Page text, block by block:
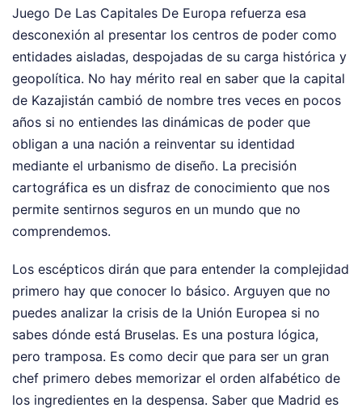
Juego De Las Capitales De Europa refuerza esa
desconexión al presentar los centros de poder como
entidades aisladas, despojadas de su carga histórica y
geopolítica. No hay mérito real en saber que la capital
de Kazajistán cambió de nombre tres veces en pocos
años si no entiendes las dinámicas de poder que
obligan a una nación a reinventar su identidad
mediante el urbanismo de diseño. La precisión
cartográfica es un disfraz de conocimiento que nos
permite sentirnos seguros en un mundo que no
comprendemos.
Los escépticos dirán que para entender la complejidad
primero hay que conocer lo básico. Arguyen que no
puedes analizar la crisis de la Unión Europea si no
sabes dónde está Bruselas. Es una postura lógica,
pero tramposa. Es como decir que para ser un gran
chef primero debes memorizar el orden alfabético de
los ingredientes en la despensa. Saber que Madrid es